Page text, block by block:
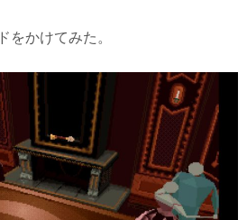
をかけてみた。